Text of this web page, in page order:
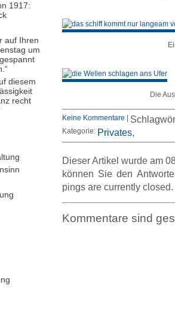
1917:
auf Ihren
um
diesem
recht
Die
Keine Kommentare
Kategorie: Privates
Dieser Artikel wurde am
können Sie den
pings are currently closed.
Kommentare sind